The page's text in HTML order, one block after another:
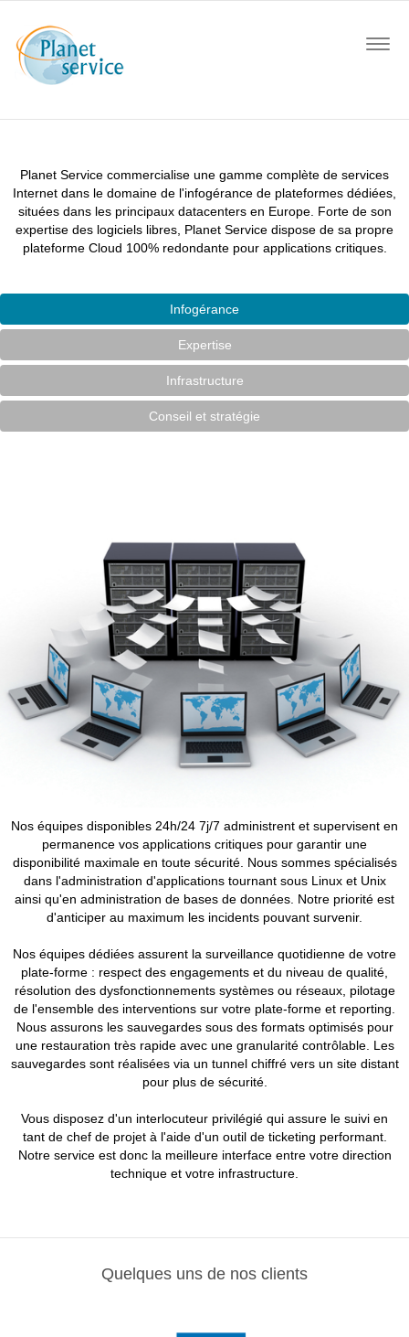
Planet Service commercialise une gamme complète de services
Internet dans le domaine de l'infogérance de plateformes dédiées,
situées dans les principaux datacenters en Europe. Forte de son
expertise des logiciels libres, Planet Service dispose de sa propre
plateforme Cloud 100% redondante pour applications critiques.
Infogérance
Expertise
Infrastructure
Conseil et stratégie
Nos équipes disponibles 24h/24 7j/7 administrent et supervisent en
permanence vos applications critiques pour garantir une
disponibilité maximale en toute sécurité. Nous sommes spécialisés
dans l'administration d'applications tournant sous Linux et Unix
ainsi qu'en administration de bases de données. Notre priorité est
d'anticiper au maximum les incidents pouvant survenir.
Nos équipes dédiées assurent la surveillance quotidienne de votre
plate-forme : respect des engagements et du niveau de qualité,
résolution des dysfonctionnements systèmes ou réseaux, pilotage
de l'ensemble des interventions sur votre plate-forme et reporting.
Nous assurons les sauvegardes sous des formats optimisés pour
une restauration très rapide avec une granularité contrôlable. Les
sauvegardes sont réalisées via un tunnel chiffré vers un site distant
pour plus de sécurité.
Vous disposez d'un interlocuteur privilégié qui assure le suivi en
tant de chef de projet à l'aide d'un outil de ticketing performant.
Notre service est donc la meilleure interface entre votre direction
technique et votre infrastructure.
Quelques uns de nos clients